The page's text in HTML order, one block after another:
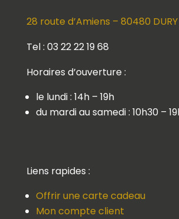
28 route d’Amiens – 80480 DURY
Tel : 03 22 22 19 68
Horaires d’ouverture :
le lundi : 14h – 19h
du mardi au samedi : 10h30 –
Liens rapides :
Offrir une carte cadeau
Mon compte client